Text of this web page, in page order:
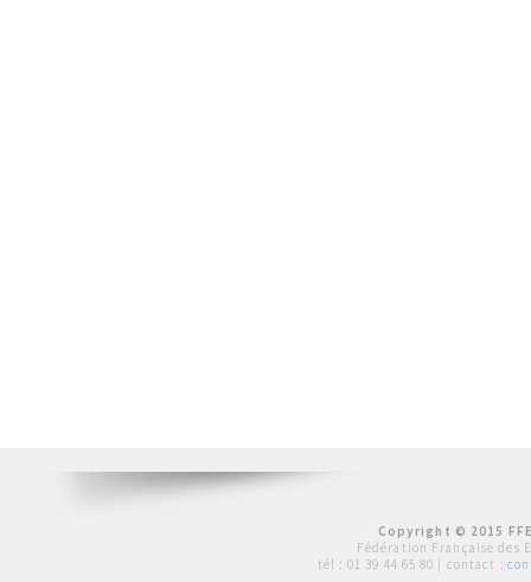
Copyright © 2015
Fédération Française des
tél : 01 39 44 65 80 | contact :